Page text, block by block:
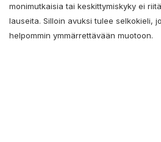
monimutkaisia tai keskittymiskyky ei
lauseita. Silloin avuksi tulee selkokieli,
helpommin ymmärrettävään muotoon.